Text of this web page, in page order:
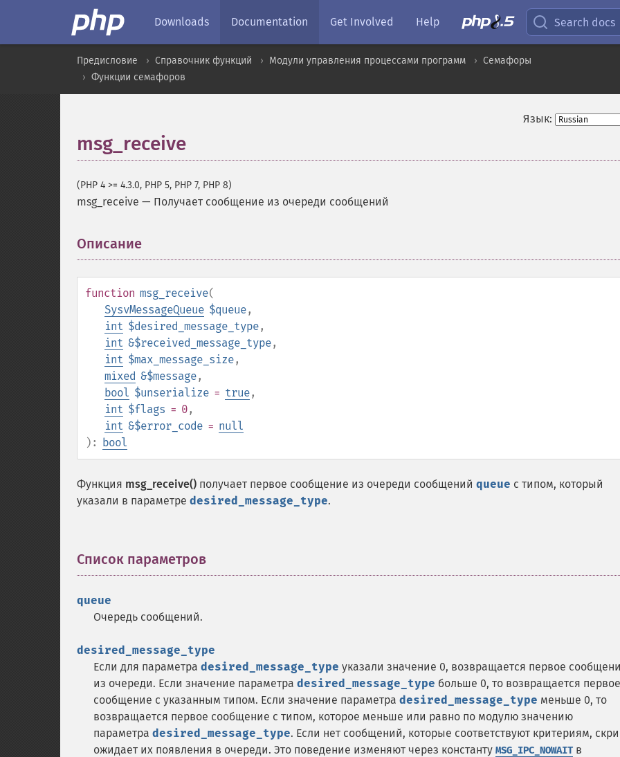
Downloads Documentation Get Involved Help Search docs
Предисловие Справочник функций Модули управления процессами программ
Семафоры
Функции семафоров
Язык:
msg_receive
(PHP 4 >= 4.3.0, PHP 5, PHP 7, PHP 8)
msg_receive — Получает сообщение из очереди сообщений
Описание
function msg_receive(
SysvMessageQueue $queue,
int $desired_message_type,
int &$received_message_type,
int $max_message_size,
mixed &$message,
bool $unserialize = true,
int $flags = 0,
int &$error_code = null
): bool
Функция msg_receive() получает первое сообщение из очереди сообщений queue с типом, который
указали в параметре desired_message_type.
Список параметров
queue
Очередь сообщений.
desired_message_type
Если для параметра desired_message_type указали значение 0, возвращается первое
из очереди. Если значение параметра desired_message_type больше 0, то возвращается первое
сообщение с указанным типом. Если значение параметра desired_message_type меньше 0, то
возвращается первое сообщение с типом, которое меньше или равно по модулю значению
параметра desired_message_type. Если нет сообщений, которые соответствуют критериям,
ожидает их появления в очереди. Это поведение изменяют через константу MSG_IPC_NOWAIT в